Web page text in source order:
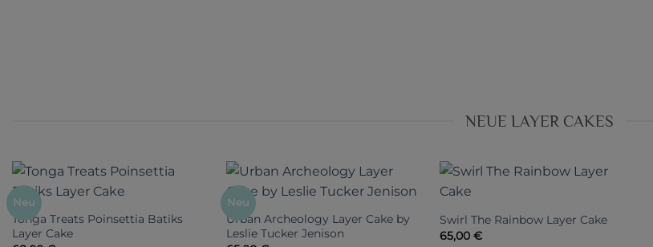
NEUE LAYER CAKES
Neu
Tonga Treats Poinsettia Batiks
Layer Cake
Neu
Urban Archeology Layer Cake by
Leslie Tucker Jenison
Swirl The Rainbow Layer Cake
65,00€